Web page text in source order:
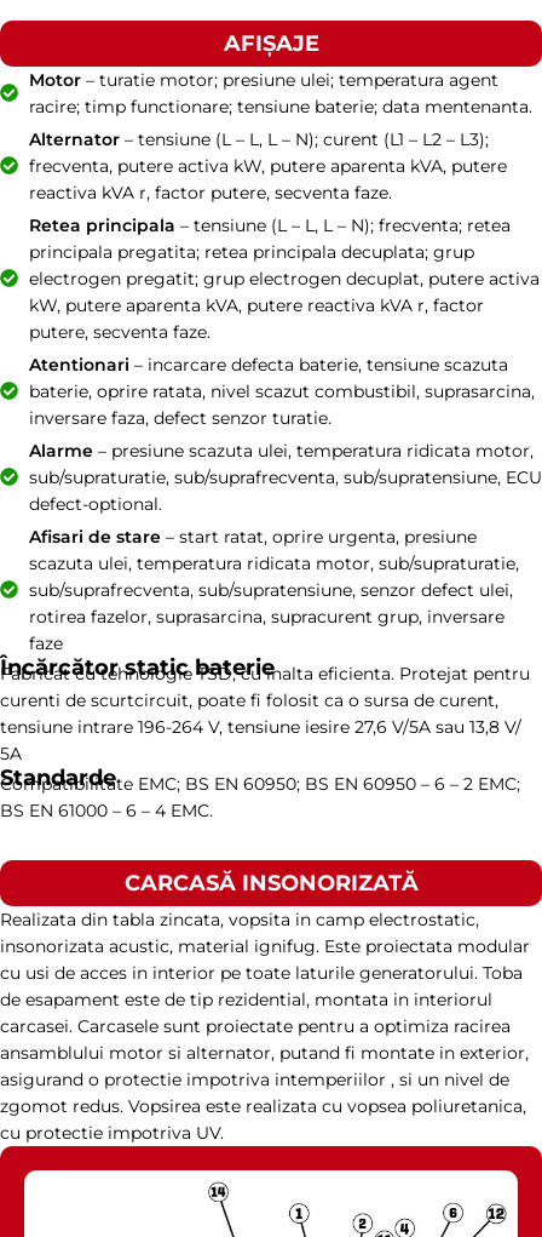
AFIȘAJE
Motor– turatie motor; presiune ulei; temperatura agent
racire; timp functionare; tensiune baterie; data mentenanta.
Alternator– tensiune (L – L, L – N); curent (L1 – L2 – L3);
frecventa, putere activa kW, putere aparenta kVA, putere
reactiva kVA r, factor putere, secventa faze.
Retea principala – tensiune (L – L, L – N); frecventa; retea
principala pregatita; retea principala decuplata; grup
electrogen pregatit; grup electrogen decuplat, putere activa
kW, putere aparenta kVA, putere reactiva kVA r, factor
putere, secventa faze.
Atentionari – incarcare defecta baterie, tensiune scazuta
baterie, oprire ratata, nivel scazut combustibil, suprasarcina,
inversare faza, defect senzor turatie.
Alarme– presiune scazuta ulei, temperatura ridicata motor,
sub/supraturatie, sub/suprafrecventa, sub/supratensiune, ECU
defect-optional.
Afisari de stare– start ratat, oprire urgenta, presiune
scazuta ulei, temperatura ridicata motor, sub/supraturatie,
sub/suprafrecventa, sub/supratensiune, senzor defect ulei,
rotirea fazelor, suprasarcina, supracurent grup, inversare
faze
Încărcător static baterie
Fabricat cu tehnologie TSD, cu inalta eficienta. Protejat pentru
curenti de scurtcircuit, poate fi folosit ca o sursa de curent,
tensiune intrare 196-264 V, tensiune iesire 27,6 V/5A sau 13,8 V/
5A
Standarde
Compatibilitate EMC; BS EN 60950; BS EN 60950 – 6 – 2 EMC;
BS EN 61000 – 6 – 4 EMC.
CARCASĂ INSONORIZATĂ
Realizata din tabla zincata, vopsita in camp electrostatic,
insonorizata acustic, material ignifug. Este proiectata modular
cu usi de acces in interior pe toate laturile generatorului. Toba
de esapament este de tip rezidential, montata in interiorul
carcasei. Carcasele sunt proiectate pentru a optimiza racirea
ansamblului motor si alternator, putand fi montate in exterior,
asigurand o protectie impotriva intemperiilor , si un nivel de
zgomot redus. Vopsirea este realizata cu vopsea poliuretanica,
cu protectie impotriva UV.